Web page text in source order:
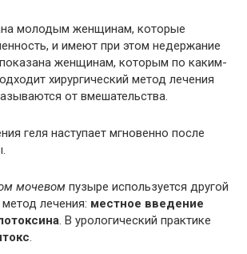
молодым женщинам, которые
и имеют при этом недержание
женщинам, которым по каким-
хирургический метод лечения
от вмешательства.
геля наступает мгновенно после
мочевом пузыре используется другой
лечения: местное введение
. В урологический практике
.